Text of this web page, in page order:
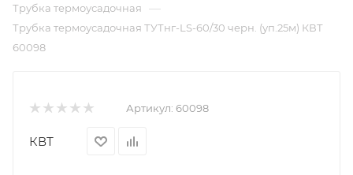
Трубка термоусадочная —
Трубка термоусадочная ТУТнг-LS-60/30 черн. (уп.25м) КВТ
60098
Артикул: 60098
КВТ